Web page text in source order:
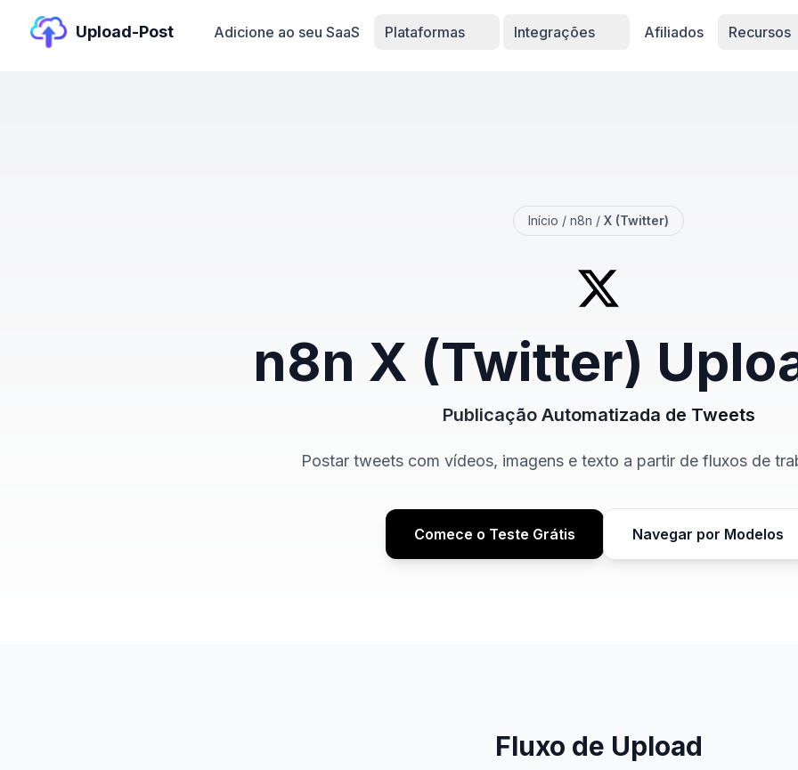
Upload-Post Adicione ao seu SaaS Plataformas Integrações Afiliados Recursos
Início / n8n / X (Twitter)
n8n X (Twitter)
Publicação Automatizada de Tweets
Postar tweets com vídeos, imagens e texto a partir de fluxos de
Comece o Teste Grátis Navegar por Modelos
Fluxo de Upload